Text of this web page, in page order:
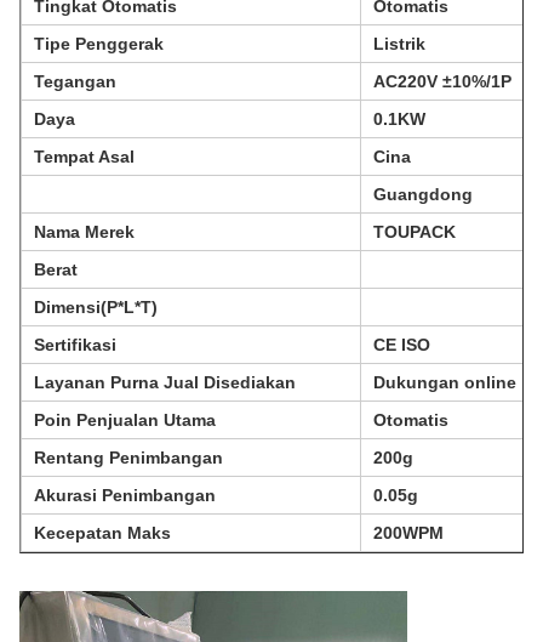
Tingkat Otomatis
Otomatis
Tipe Penggerak
Listrik
Tegangan
AC220V ±10%/1P
Daya
0.1KW
Tempat Asal
Cina
Guangdong
Nama Merek
TOUPACK
Berat
Dimensi(P*L*T)
Sertifikasi
CE ISO
Layanan Purna Jual Disediakan
Dukungan online
Poin Penjualan Utama
Otomatis
Rentang Penimbangan
200g
Akurasi Penimbangan
0.05g
Kecepatan Maks
200WPM